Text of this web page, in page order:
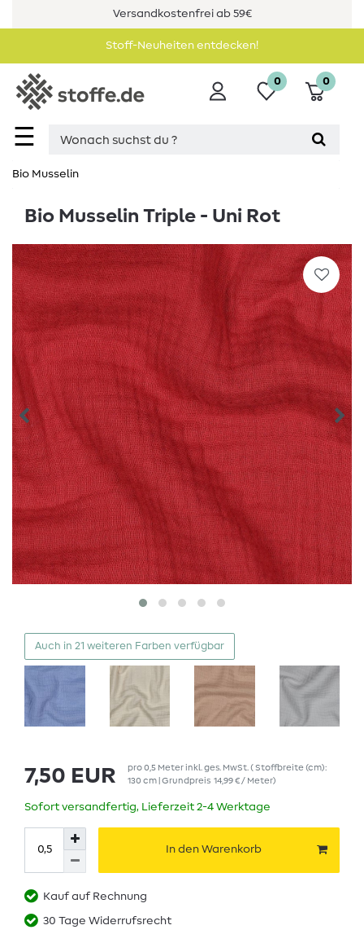
Versandkostenfrei ab 59€
Stoff-Neuheiten entdecken!
☰
0 0
Bio Musselin
Bio Musselin Triple - Uni Rot
Auch in 21 weiteren Farben verfügbar
7,50 EUR pro0,5 Meterinkl. ges. MwSt. ( Stoffbreite (cm):
130 cm | Grundpreis 14,99 € / Meter)
Sofort versandfertig, Lieferzeit 2-4 Werktage
In den Warenkorb
Kauf auf Rechnung
30 Tage Widerrufsrecht